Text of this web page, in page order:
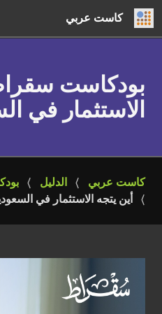
كاست عربي
بودكاست
الاستثمار في
كاست عربي الدليل
أين يتجه الاستثمار في